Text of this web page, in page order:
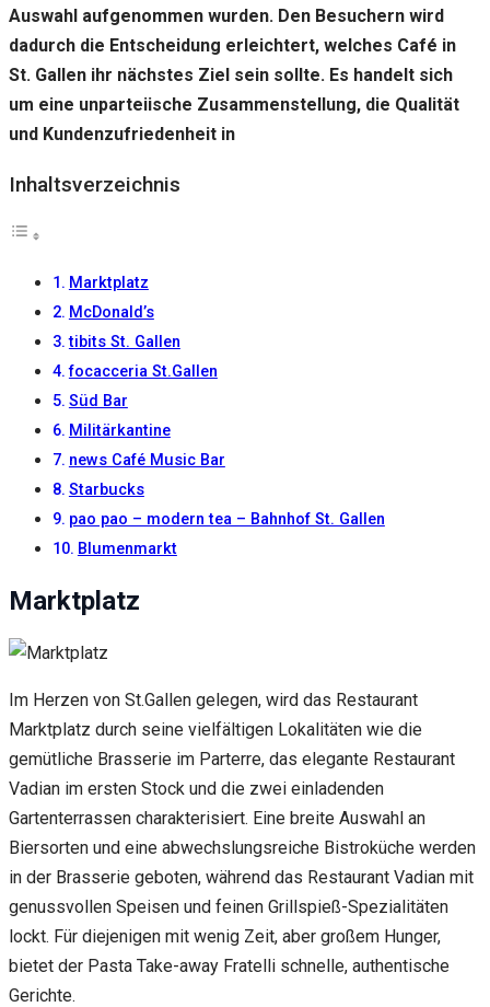
Auswahl aufgenommen wurden. Den Besuchern wird
dadurch die Entscheidung erleichtert, welches Café in
St. Gallen ihr nächstes Ziel sein sollte. Es handelt sich
um eine unparteiische Zusammenstellung, die Qualität
und Kundenzufriedenheit in
Inhaltsverzeichnis
Marktplatz
McDonald’s
tibits St. Gallen
focacceria St.Gallen
Süd Bar
Militärkantine
news Café Music Bar
Starbucks
pao pao – modern tea – Bahnhof St. Gallen
Blumenmarkt
Marktplatz
Im Herzen von St.Gallen gelegen, wird das Restaurant
Marktplatz durch seine vielfältigen Lokalitäten wie die
gemütliche Brasserie im Parterre, das elegante Restaurant
Vadian im ersten Stock und die zwei einladenden
Gartenterrassen charakterisiert. Eine breite Auswahl an
Biersorten und eine abwechslungsreiche Bistroküche werden
in der Brasserie geboten, während das Restaurant Vadian mit
genussvollen Speisen und feinen Grillspieß-Spezialitäten
lockt. Für diejenigen mit wenig Zeit, aber großem Hunger,
bietet der Pasta Take-away Fratelli schnelle, authentische
Gerichte.
Cookies
verschwinden
einige
Funktionen
von der
Website.
Indem Sie uns Ihre
Verhalten beim
Besuch unserer
Website mitteilen,
erhöhen Sie die
Wahrscheinlichkeit,
personalisierte
Inhalte und
sehen.